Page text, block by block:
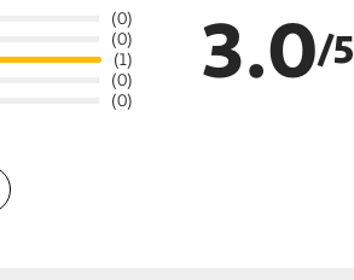
(0)
(0)
(1)
(0)
(0)
3.0/5